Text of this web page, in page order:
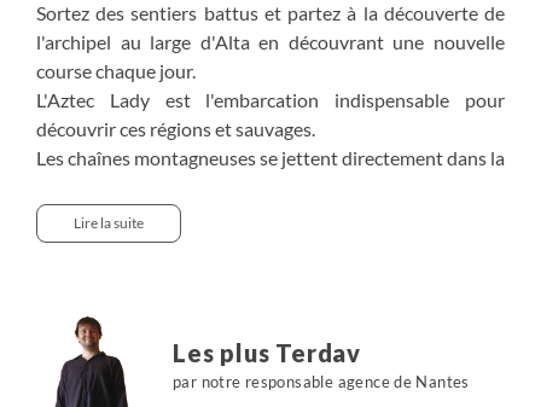
Sortez des sentiers battus et partez à la découverte de
l'archipel au large d'Alta en découvrant une nouvelle
course chaque jour.
L'Aztec Lady est l'embarcation indispensable pour
découvrir ces régions et sauvages.
Les chaînes montagneuses se jettent directement dans la
débarqués du bateau pneumatique, vos guides de haute
montagne vous emmèneront gravir en ski de randonnée
fantastique à 360°, embrassant les montagnes tombant
dans la mer. Puis vous vous élancerez pour une belle
descente dans la poudreuse.
Lire la suite
Les plus Terdav
par notre responsable agence de Nantes